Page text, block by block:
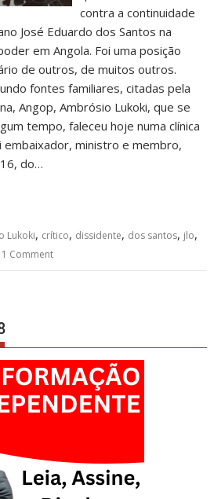
contra a continuidade
José Eduardo dos Santos na
em Angola. Foi uma posição
de outros, de muitos outros.
fontes familiares, citadas pela
Angop, Ambrósio Lukoki, que se
tempo, faleceu hoje numa clínica
embaixador, ministro e membro,
do…
Lukoki, crítico, dissidente, dos santos, jlo,
1 Comment